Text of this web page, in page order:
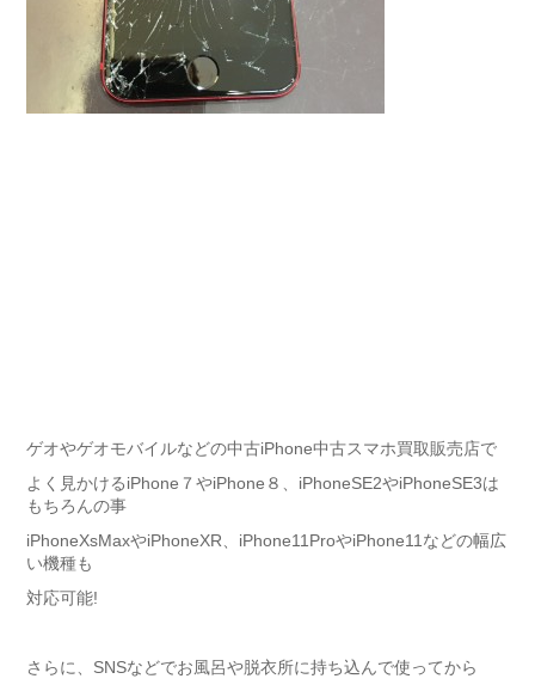
ゲオやゲオモバイルなどの中古iPhone中古スマホ買取販売店で
よく見かけるiPhone７やiPhone８、iPhoneSE2やiPhoneSE3は
もちろんの事
iPhoneXsMaxやiPhoneXR、iPhone11ProやiPhone11などの幅広
い機種も
対応可能!
さらに、SNSなどでお風呂や脱衣所に持ち込んで使ってから